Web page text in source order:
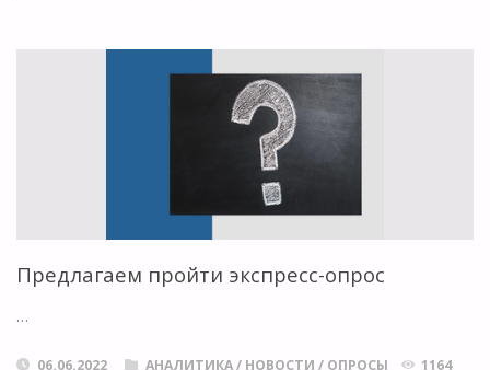
ОБЛАСТИ
НАУКИ"
Предлагаем пройти экспресс-опрос
…
06.06.2022 АНАЛИТИКА/ НОВОСТИ / ОПРОСЫ 1164